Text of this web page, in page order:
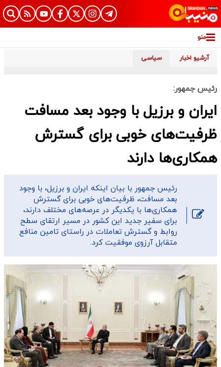
منو
آرشیو اخبار سیاسی
رئیس جمهور:
ایران و برزیل با وجود بعد مسافت
ظرفیت‌های خوبی برای گسترش
همکاری‌ها دارند
رئیس جمهور با بیان اینکه ایران و برزیل، با وجود
بعد مسافت، ظرفیت‌های خوبی برای گسترش
همکاری‌ها با یکدیگر در عرصه‌های مختلف دارند،
برای سفیر جدید این کشور در مسیر ارتقای سطح
روابط و گسترش تعاملات در راستای تامین منافع
متقابل آرزوی موفقیت کرد.